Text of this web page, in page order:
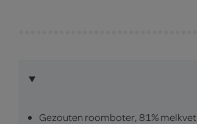
Gezouten roomboter, 81% melkvet